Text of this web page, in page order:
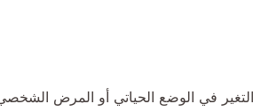
التغير في الوضع الحياتي أو المرض